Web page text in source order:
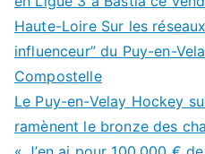
Haute-Loire Sur les
influenceur” du Puy-en-
Compostelle
Le Puy-en-Velay Hockey
ramènent le bronze des